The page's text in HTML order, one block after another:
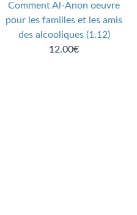
Comment Al-Anon oeuvre
pour les familles et les amis
des alcooliques (1.12)
12.00€